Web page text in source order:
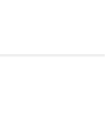
do Oeste do